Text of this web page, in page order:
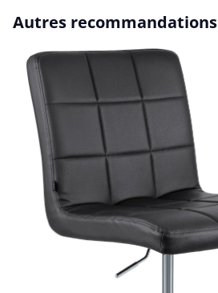
Ignorer la galerie de produits
Autres recommandations